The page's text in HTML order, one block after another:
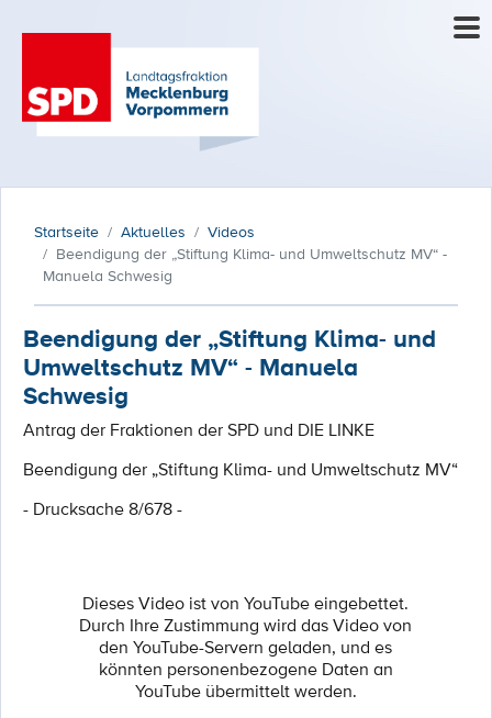
Startseite Aktuelles
Videos
Beendigung der „Stiftung Klima- und Umweltschutz MV“ -
Manuela Schwesig
Beendigung der „Stiftung Klima- und
Umweltschutz MV“ - Manuela
Schwesig
Antrag der Fraktionen der SPD und DIE LINKE
Beendigung der „Stiftung Klima- und Umweltschutz MV“
- Drucksache 8/678 -
Dieses Video ist von YouTube eingebettet.
Durch Ihre Zustimmung wird das Video von
den YouTube-Servern geladen, und es
könnten personenbezogene Daten an
YouTube übermittelt werden.